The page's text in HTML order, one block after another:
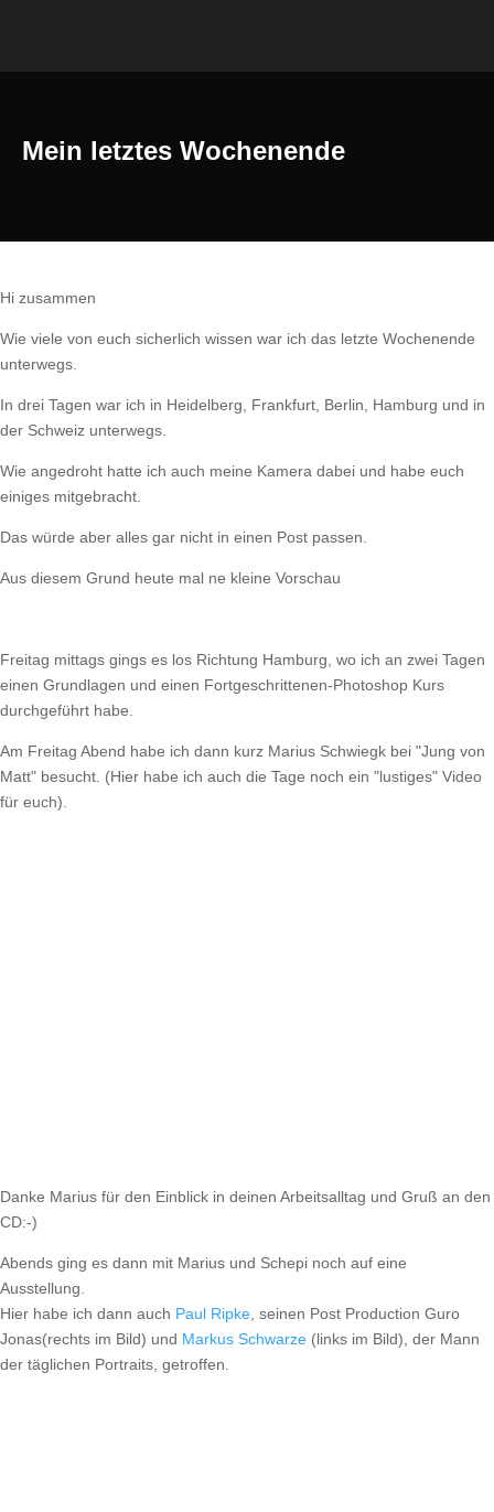
Mein letztes Wochenende
Hi zusammen
Wie viele von euch sicherlich wissen war ich das letzte Wochenende
unterwegs.
In drei Tagen war ich in Heidelberg, Frankfurt, Berlin, Hamburg und in
der Schweiz unterwegs.
Wie angedroht hatte ich auch meine Kamera dabei und habe euch
einiges mitgebracht.
Das würde aber alles gar nicht in einen Post passen.
Aus diesem Grund heute mal ne kleine Vorschau
Freitag mittags gings es los Richtung Hamburg, wo ich an zwei Tagen
einen Grundlagen und einen Fortgeschrittenen-Photoshop Kurs
durchgeführt habe.
Am Freitag Abend habe ich dann kurz Marius Schwiegk bei "Jung von
Matt" besucht. (Hier habe ich auch die Tage noch ein "lustiges" Video
für euch).
Danke Marius für den Einblick in deinen Arbeitsalltag und Gruß an den
CD:-)
Abends ging es dann mit Marius und Schepi noch auf eine
Ausstellung.
Hier habe ich dann auch Paul Ripke , seinen Post Production Guro
Jonas(rechts im Bild) und Markus Schwarze (links im Bild), der Mann
der täglichen Portraits, getroffen.